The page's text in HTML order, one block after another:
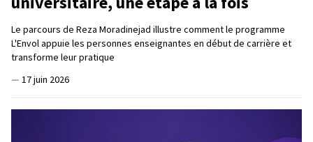
Le parcours de Reza Moradinejad illustre comment le programme
L'Envol appuie les personnes enseignantes en début de carrière et
transforme leur pratique
— 17 juin 2026